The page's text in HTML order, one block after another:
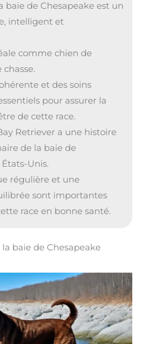
baie de Chesapeake est un
intelligent et
comme chien de
et des soins
pour assurer la
de cette race.
Retriever a une histoire
de la baie de
Unis.
régulière et une
sont importantes
race en bonne santé.
baie de Chesapeake